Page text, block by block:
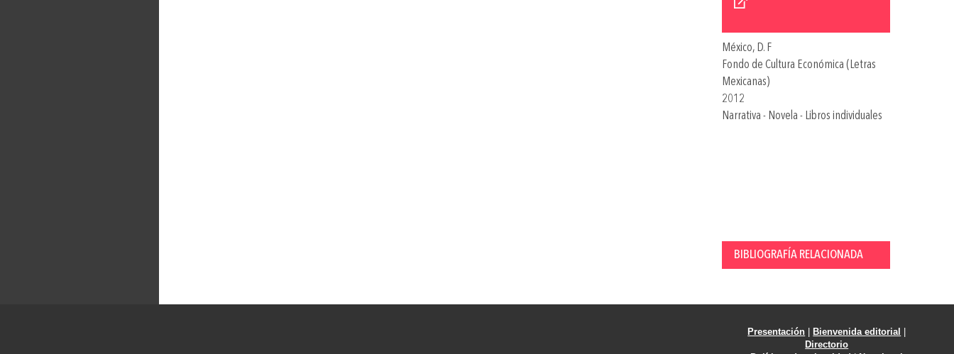
México, D. F
Fondo de Cultura Económica (Letras
Mexicanas)
2012
Narrativa - Novela - Libros individuales
BIBLIOGRAFÍA RELACIONADA
Presentación Bienvenida editorial
Directorio